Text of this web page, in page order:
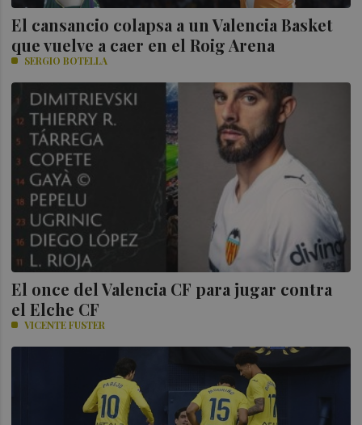
El cansancio colapsa a un Valencia Basket
que vuelve a caer en el Roig Arena
SERGIO BOTELLA
El once del Valencia CF para jugar contra
el Elche CF
VICENTE FUSTER